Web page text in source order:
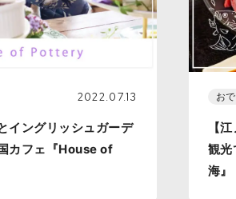
2022.07.13
イングリッシュガーデ
カフェ『House of
お
【
観光
海』